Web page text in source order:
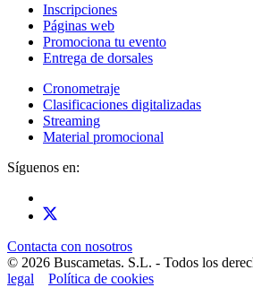
Inscripciones
Páginas web
Promociona tu evento
Entrega de dorsales
Cronometraje
Clasificaciones digitalizadas
Streaming
Material promocional
Síguenos en:
Contacta con nosotros
© 2026 Buscametas. S.L. - Todos los
legal
Política de cookies